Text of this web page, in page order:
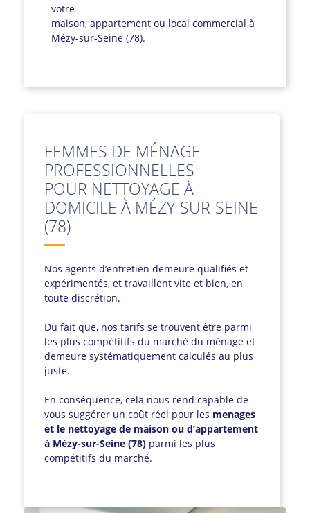
votre
maison, appartement ou local commercial à
Mézy-sur-Seine (78).
FEMMES DE MÉNAGE
PROFESSIONNELLES
POUR NETTOYAGE À
DOMICILE À MÉZY-SUR-SEINE
(78)
Nos agents d’entretien demeure qualifiés et
expérimentés, et travaillent vite et bien, en
toute discrétion.
Du fait que, nos tarifs se trouvent être parmi
les plus compétitifs du marché du ménage et
demeure systématiquement calculés au plus
juste.
En conséquence, cela nous rend capable de
vous suggérer un coût réel pour les menages
et le nettoyage de maison ou d’appartement
à Mézy-sur-Seine (78) parmi les plus
compétitifs du marché.